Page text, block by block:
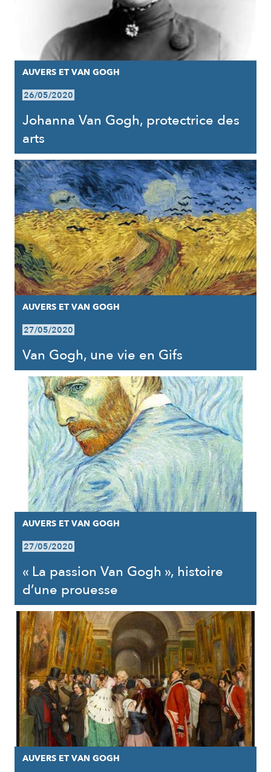
AUVERS ET VAN GOGH
26/05/2020
Johanna Van Gogh, protectrice des
arts
AUVERS ET VAN GOGH
27/05/2020
Van Gogh, une vie en Gifs
AUVERS ET VAN GOGH
27/05/2020
« La passion Van Gogh », histoire
d’une prouesse
AUVERS ET VAN GOGH